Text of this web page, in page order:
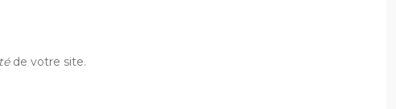
de votre site.